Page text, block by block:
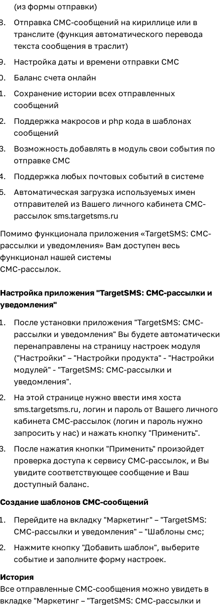
(из формы отправки)
Отправка СМС-сообщений на кириллице или в
транслите (функция автоматического перевода
текста сообщения в траслит)
Настройка даты и времени отправки СМС
Баланс счета онлайн
Сохранение истории всех отправленных
сообщений
Поддержка макросов и php кода в шаблонах
сообщений
Возможность добавлять в модуль свои события по
отправке СМС
Поддержка любых почтовых событий в системе
Автоматическая загрузка используемых имен
отправителей из Вашего личного кабинета СМС-
рассылок sms.targetsms.ru
Помимо функционала приложения «TargetSMS: СМС-
рассылки и уведомления» Вам доступен весь
функционал нашей системы
СМС-рассылок.
Настройка приложения "TargetSMS: СМС-рассылки и
уведомления"
После установки приложения "TargetSMS: СМС-
рассылки и уведомления" Вы будете автоматически
перенаправлены на страницу настроек модуля
("Настройки" – "Настройки продукта" - "Настройки
модулей" - "TargetSMS: СМС-рассылки и
уведомления".
На этой странице нужно ввести имя хоста
sms.targetsms.ru, логин и пароль от Вашего личного
кабинета СМС-рассылок (логин и пароль нужно
запросить у нас) и нажать кнопку "Применить".
После нажатия кнопки "Применить" произойдет
проверка доступа к сервису СМС-рассылок, и Вы
увидите соответствующее сообщение и Ваш
доступный баланс.
Создание шаблонов СМС-сообщений
Перейдите на вкладку "Маркетинг" – "TargetSMS:
СМС-рассылки и уведомления" – "Шаблоны смс;
Нажмите кнопку "Добавить шаблон", выберите
событие и заполните форму настроек.
История
Все отправленные СМС-сообщения можно увидеть в
вкладке "Маркетинг – "TargetSMS: СМС-рассылки и